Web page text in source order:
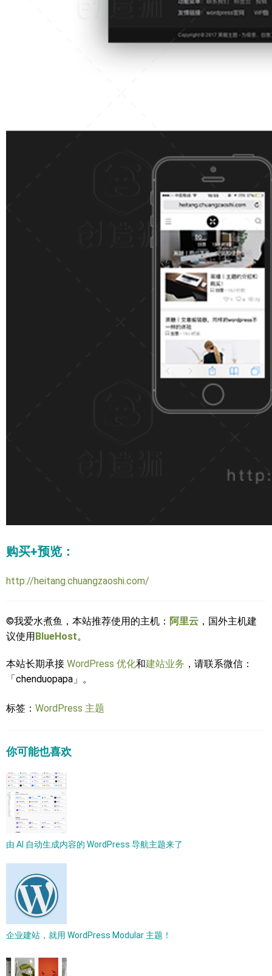
购买+预览：
http://heitang.chuangzaoshi.com/
©我爱水煮鱼，本站推荐使用的主机： 阿里云 ，国外主机建
议使用BlueHost。
本站长期承接 WordPress 优化和建站业务 ，请联系微信：
「chenduopapa」。
标签： WordPress 主题
你可能也喜欢
由 AI 自动生成内容的 WordPress 导航主题来了
企业建站，就用 WordPress Modular 主题！